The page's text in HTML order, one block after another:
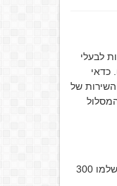
לבעלי
כדאי
השירות של
זהו סיפור אמיתי והזוי. בסופו תשלמו 300